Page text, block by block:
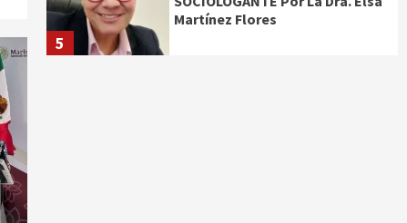
5
Martínez Flores